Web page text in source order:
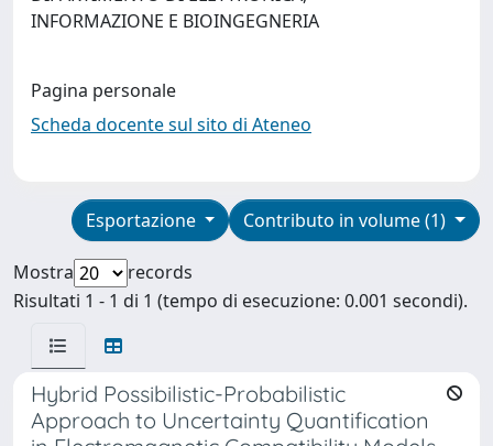
INFORMAZIONE E BIOINGEGNERIA
Pagina personale
Scheda docente sul sito di Ateneo
Contributo in volume (1)
Esportazione
Mostra
records
Risultati 1 - 1 di 1 (tempo di esecuzione: 0.001 secondi).
Hybrid Possibilistic-Probabilistic
Approach to Uncertainty Quantification